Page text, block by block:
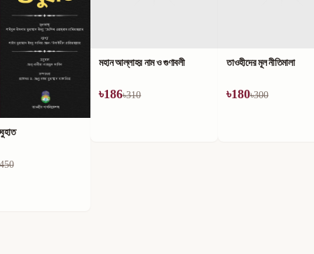
মহান আল্লাহর নাম ও গুণাবলী
৳186৳310
তাওহীদের মূল নীতিমালা
৳180৳300